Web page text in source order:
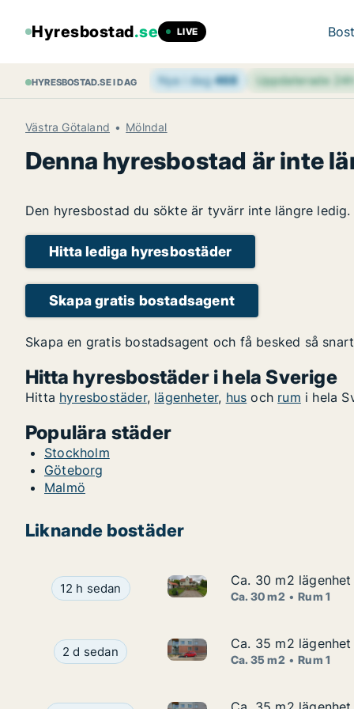
Hyresbostad.se LIVE
HYRESBOSTAD.SE I DAG Nya i dag468 Uppdaterade
Västra Götaland Mölndal
Denna hyresbostad är inte
Den hyresbostad du sökte är tyvärr inte längre
Hitta lediga hyresbostäder
Skapa gratis bostadsagent
Skapa en gratis bostadsagent och få besked så
Hitta hyresbostäder i hela Sverige
Hitta hyresbostäder, lägenheter, hus och rum i hela
Populära städer
Stockholm
Göteborg
Malmö
Liknande bostäder
Ca. 30 m2 lägenhet att hyra i Mölndal, Stenliden
12 h sedan Ca. 30 m2 lägenhet att hyra i
Ca. 30 m2
Ca. 30 m2
Ca. 30 m2 Rum 1
Ca. 35 m2 lägenhet att hyra i Mölndal, Kållered,
2 d sedan Ca. 35 m2 lägenhet att hyra i
Ca. 35 m2
Ca. 35 m2
Ca. 35 m2 Rum 1